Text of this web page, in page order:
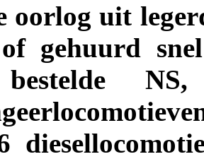
oorlog uit
gehuurd
bestelde